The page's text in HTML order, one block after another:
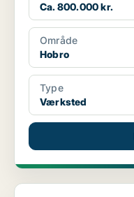
Ca. 800.000 kr.
Område
Hobro
Type
Værksted
Restaurant i Randers C